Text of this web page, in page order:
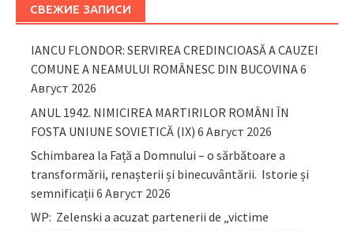
СВЕЖИЕ ЗАПИСИ
IANCU FLONDOR: SERVIREA CREDINCIOASĂ A CAUZEI
COMUNE A NEAMULUI ROMÂNESC DIN BUCOVINA6
Август 2026
ANUL 1942. NIMICIREA MARTIRILOR ROMÂNI ÎN
FOSTA UNIUNE SOVIETICĂ (IX) 6 Август 2026
Schimbarea la Față a Domnului – o sărbătoare a
transformării, renașterii și binecuvântării. Istorie și
semnificații 6 Август 2026
WP: Zelenski a acuzat partenerii de „victime